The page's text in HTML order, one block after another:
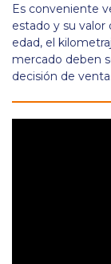
Es conveniente
estado y su valor
edad, el
mercado deben
decisión de venta.